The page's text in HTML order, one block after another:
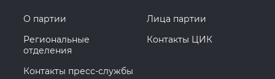
О партии
Лица партии
Региональные
отделения
Контакты ЦИК
Контакты пресс-службы